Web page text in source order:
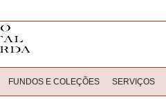
FUNDOS E COLEÇÕES SERVIÇOS